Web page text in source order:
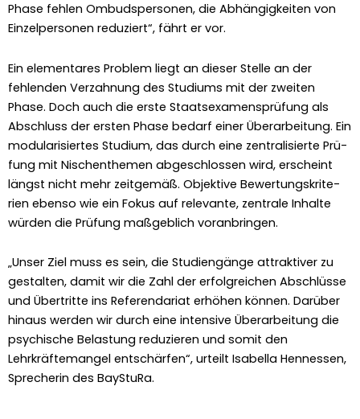
Phase fehlen Ombudsper­so­n­en, die Abhängigkeit­en von
Einzelper­so­n­en reduziert“, fährt er vor.
Ein ele­mentares Prob­lem liegt an dieser Stelle an der
fehlen­den Verzah­nung des Studi­ums mit der zweit­en
Phase. Doch auch die erste Staat­sex­a­m­en­sprü­fung als
Abschluss der ersten Phase bedarf ein­er Über­ar­beitung. Ein
mod­u­lar­isiertes Studi­um, das durch eine zen­tral­isierte Prü­
fung mit Nis­chen­the­men abgeschlossen wird, erscheint
längst nicht mehr zeit­gemäß. Objek­tive Bew­er­tungskri­te­
rien eben­so wie ein Fokus auf rel­e­vante, zen­trale Inhalte
wür­den die Prü­fung maßge­blich voran­brin­gen.
„Unser Ziel muss es sein, die Stu­di­engänge attrak­tiv­er zu
gestal­ten, damit wir die Zahl der erfol­gre­ichen Abschlüsse
und Über­tritte ins Ref­er­en­dari­at erhöhen kön­nen. Darüber
hin­aus wer­den wir durch eine inten­sive Über­ar­beitung die
psy­chis­che Belas­tung reduzieren und somit den
Lehrkräfte­man­gel entschär­fen“, urteilt Isabel­la Hen­nessen,
Sprecherin des BayStu­Ra.